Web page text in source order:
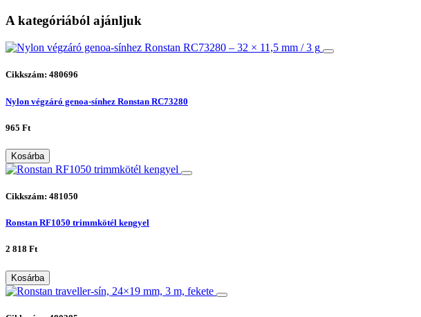
A kategóriából ajánljuk
Cikkszám: 480696
Nylon végzáró genoa-sínhez Ronstan RC73280
965 Ft
Kosárba
Cikkszám: 481050
Ronstan RF1050 trimmkötél kengyel
2 818 Ft
Kosárba